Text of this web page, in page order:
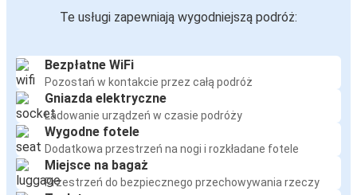
Te usługi zapewniają wygodniejszą podróż:
Bezpłatne WiFi
Pozostań w kontakcie przez całą podróż
Gniazda elektryczne
Ładowanie urządzeń w czasie podróży
Wygodne fotele
Dodatkowa przestrzeń na nogi i rozkładane fotele
Miejsce na bagaż
Przestrzeń do bezpiecznego przechowywania rzeczy